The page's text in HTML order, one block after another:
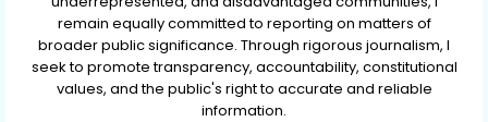
remain equally committed to reporting on matters of
broader public significance. Through rigorous journalism, I
seek to promote transparency, accountability, constitutional
values, and the public's right to accurate and reliable
information.